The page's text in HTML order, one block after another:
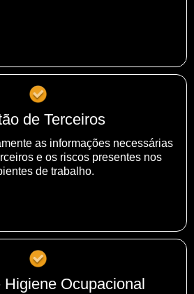
de Terceiros
as informações necessárias
e os riscos presentes nos
de trabalho.
Higiene Ocupacional